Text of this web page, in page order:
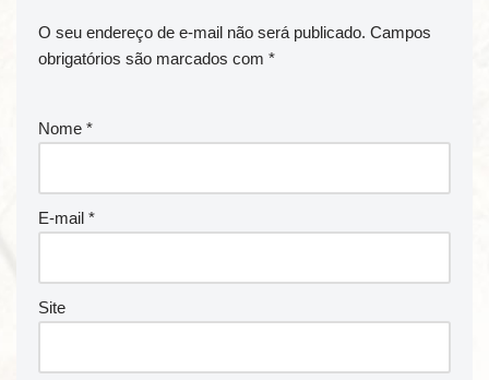
O seu endereço de e-mail não será publicado. Campos
obrigatórios são marcados com *
Nome *
E-mail *
Site